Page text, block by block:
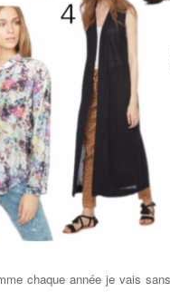
chaque année je vais